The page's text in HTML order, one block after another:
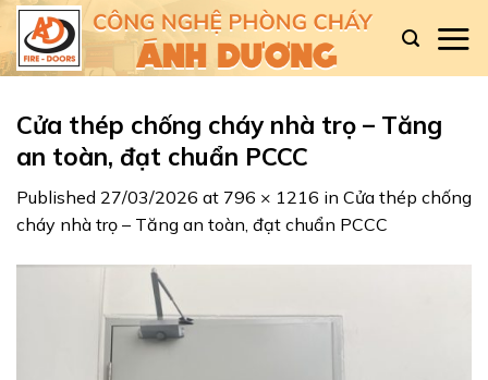
Skip
content
Cửa thép chống cháy nhà trọ – Tăng
an toàn, đạt chuẩn PCCC
Published 27/03/2026 at 796 × 1216 in Cửa thép chống
cháy nhà trọ – Tăng an toàn, đạt chuẩn PCCC